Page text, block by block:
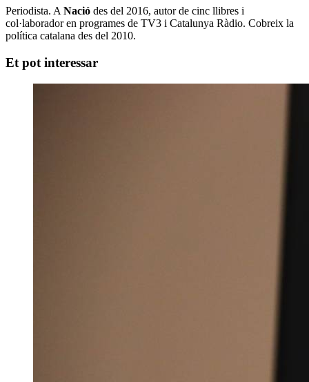
Periodista. ANació des del 2016, autor de cinc llibres i
col·laborador en programes de TV3 i Catalunya Ràdio. Cobreix la
política catalana des del 2010.
Et pot interessar